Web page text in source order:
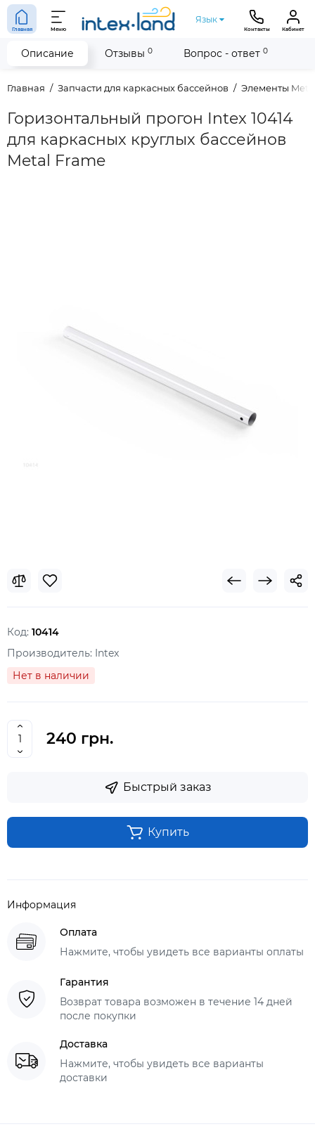
Главная Меню
Язык
Контакты Кабинет
Главная Запчасти для каркасных бассейнов Элементы
Горизонтальный прогон Intex 10414
для каркасных круглых бассейнов
Metal Frame
Код: 10414
Производитель: Intex
Нет в наличии
240 грн.
Быстрый заказ
Купить
Информация
Оплата
Нажмите, чтобы увидеть все варианты оплаты
Гарантия
Возврат товара возможен в течение 14 дней
после покупки
Доставка
Нажмите, чтобы увидеть все варианты
доставки
Описание Отзывы 0 Вопрос - ответ 0